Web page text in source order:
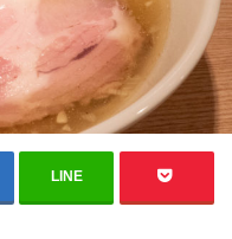
LINE